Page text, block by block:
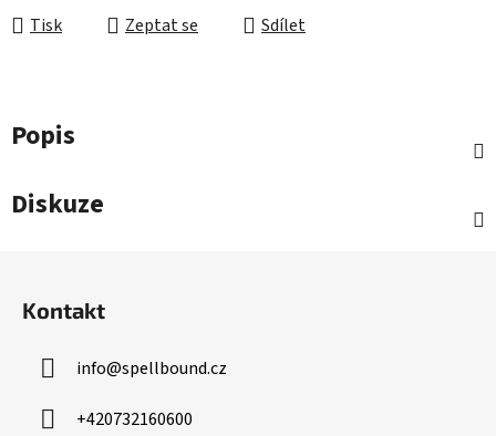
Tisk Zeptat se Sdílet
Popis
Diskuze
Kontakt
info@spellbound.cz
+420732160600